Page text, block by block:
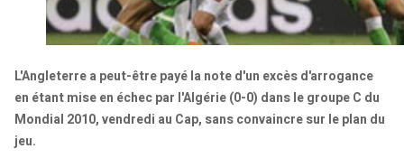
L'Angleterre a peut-être payé la note d'un excès d'arrogance
en étant mise en échec par l'Algérie (0-0) dans le groupe C du
Mondial 2010, vendredi au Cap, sans convaincre sur le plan du
jeu.